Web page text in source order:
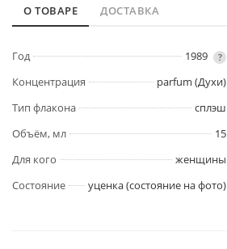
О ТОВАРЕ ДОСТАВКА
Год 1989 ?
Концентрация
parfum (Духи)
Тип флакона
сплэш
Объём, мл
15
Для кого
женщины
Состояние
уценка (состояние на фото)